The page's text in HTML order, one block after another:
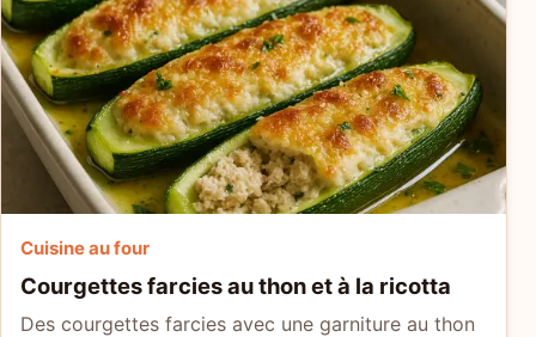
Cuisine au four
Courgettes farcies au thon et à la ricotta
Des courgettes farcies avec une garniture au thon